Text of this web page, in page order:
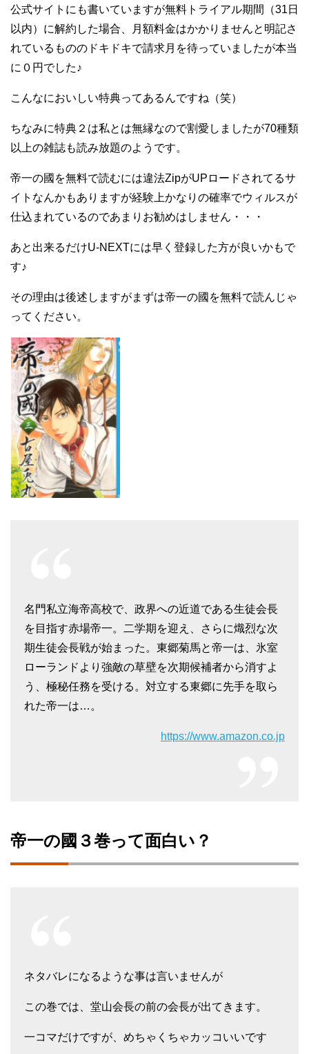
公式サイトにも書いていますが無料トライアル期間（31日
以内）に解約した場合、月額料金はかかりませんと明記さ
れているもののドキドキで請求月を待っていましたが本当
に０円でした♪
こんなにおいしい特典ってあるんですね（笑）
ちなみに特典２は私とは無縁なので割愛しましたが70種類
以上の雑誌も読み放題のようです。
帝一の國を無料で読むには違法ZipがUPロードされてるサ
イトなんかもありますが経験上かなりの確率でウィルスが
仕込まれているのであまりお勧めはしません・・・
あと出来るだけU-NEXTには早く登録した方が良いかもで
す♪
その理由は後述しますがまずは帝一の國を無料で読んじゃ
ってください。
名門私立海帝高校で、政界への近道である生徒会長
を目指す赤場帝一。二学期を迎え、さらに熾烈な次
期生徒会長戦が始まった。東郷菊馬と帝一は、氷室
ローランドより強敵の草壁を次期候補者から消すよ
う、極秘任務を受ける。対立する東郷に先手を取ら
れた帝一は…。
https://www.amazon.co.jp
帝一の國３巻って面白い？
ネタバレになるような事は言いませんが
この巻では、堂山会長の前の会長が出てきます。
一コマだけですが、めちゃくちゃカッコいいです